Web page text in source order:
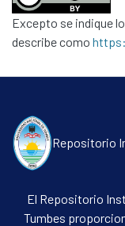
Excepto se indique
describe como
Repositorio
El Repositorio
Tumbes